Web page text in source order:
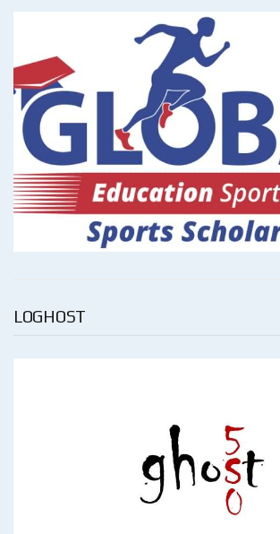
LOGHOST